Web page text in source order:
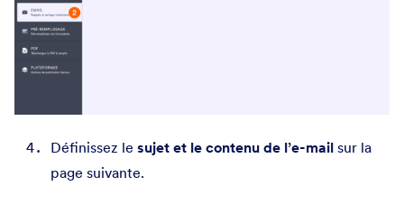
Définissez le sujet et le contenu de l’e-mail sur la
page suivante.